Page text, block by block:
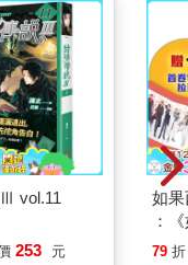
vol.11
253 元
如
：
喵
79 折